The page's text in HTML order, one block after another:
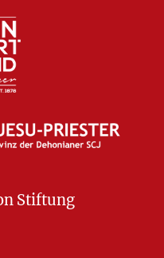
Stiftung